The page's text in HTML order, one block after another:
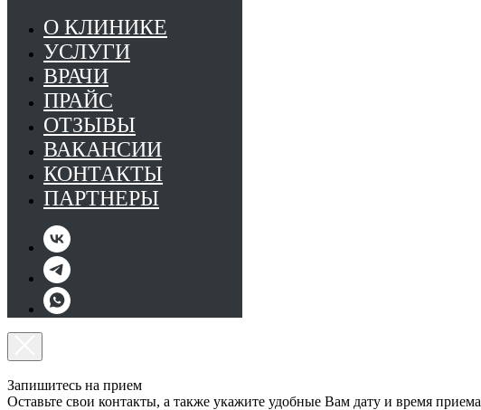
О КЛИНИКЕ
УСЛУГИ
ВРАЧИ
ПРАЙС
ОТЗЫВЫ
ВАКАНСИИ
КОНТАКТЫ
ПАРТНЕРЫ
Запишитесь на прием
Оставьте свои контакты, а также укажите удобные Вам дату и время приема